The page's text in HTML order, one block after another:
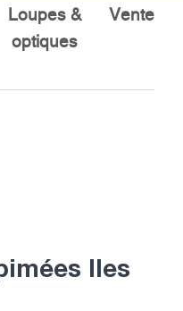
Loupes &
optiques
Vente
Iles